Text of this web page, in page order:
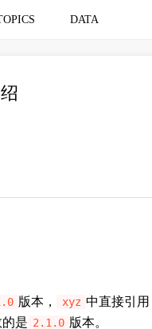
DATA
版本， xyz 中直接引用
是 2.1.0 版本。